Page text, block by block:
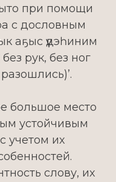
при помощи
с дословным
аҕыс үүдэһиним
рук, без ног
большое место
устойчивым
учетом их
слову, их